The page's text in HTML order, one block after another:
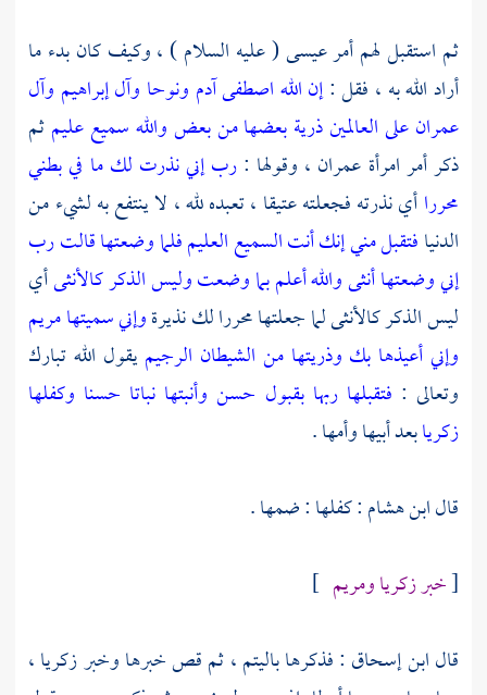
ثم استقبل لهم أمرعيسى( عليه السلام ) ، وكيف كان بدء ما
أراد الله به ، فقل :إن الله اصطفى آدم ونوحا وآل إبراهيم وآل
عمران على العالمين ذرية بعضها من بعض والله سميع عليمثم
ذكر أمر امرأة عمران ، وقولها :رب إني نذرت لك ما في بطني
محرراأي نذرته فجعلته عتيقا ، تعبده لله ، لا ينتفع به لشيء من
الدنيافتقبل مني إنك أنت السميع العليم فلما وضعتها قالت رب
إني وضعتها أنثى والله أعلم بما وضعت وليس الذكر كالأنثىأي
ليس الذكر كالأنثى لما جعلتها محررا لك نذيرةوإني سميتها مريم
وإني أعيذها بك وذريتها من الشيطان الرجيميقول الله تبارك
وتعالى : فتقبلها ربها بقبول حسن وأنبتها نباتا حسنا وكفلها
زكريابعد أبيها وأمها .
قالابن هشام: كفلها : ضمها .
[خبر زكريا ومريم ]
قالابن إسحاق : فذكرها باليتم ، ثم قص خبرها وخبرزكريا،